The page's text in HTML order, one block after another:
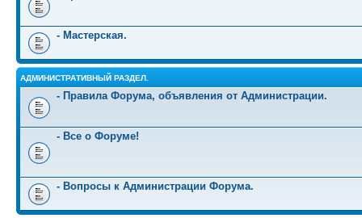
- Мастерская.
АДМИНИСТРАТИВНЫЙ РАЗДЕЛ.
- Правила Форума, объявления от Администрации.
- Все о Форуме!
- Вопросы к Администрации Форума.